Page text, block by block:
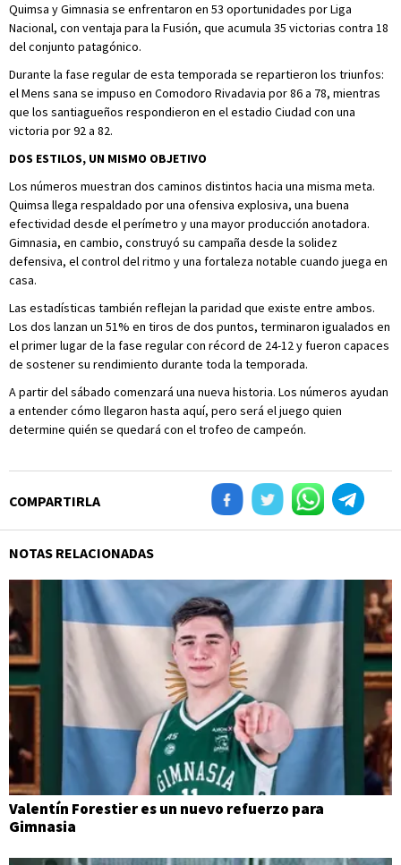
Quimsa y Gimnasia se enfrentaron en 53 oportunidades por Liga
Nacional, con ventaja para la Fusión, que acumula 35 victorias contra 18
del conjunto patagónico.
Durante la fase regular de esta temporada se repartieron los triunfos:
el Mens sana se impuso en Comodoro Rivadavia por 86 a 78, mientras
que los santiagueños respondieron en el estadio Ciudad con una
victoria por 92 a 82.
DOS ESTILOS, UN MISMO OBJETIVO
Los números muestran dos caminos distintos hacia una misma meta.
Quimsa llega respaldado por una ofensiva explosiva, una buena
efectividad desde el perímetro y una mayor producción anotadora.
Gimnasia, en cambio, construyó su campaña desde la solidez
defensiva, el control del ritmo y una fortaleza notable cuando juega en
casa.
Las estadísticas también reflejan la paridad que existe entre ambos.
Los dos lanzan un 51% en tiros de dos puntos, terminaron igualados en
el primer lugar de la fase regular con récord de 24-12 y fueron capaces
de sostener su rendimiento durante toda la temporada.
A partir del sábado comenzará una nueva historia. Los números ayudan
a entender cómo llegaron hasta aquí, pero será el juego quien
determine quién se quedará con el trofeo de campeón.
COMPARTIRLA
NOTAS RELACIONADAS
Valentín Forestier es un nuevo refuerzo para
Gimnasia